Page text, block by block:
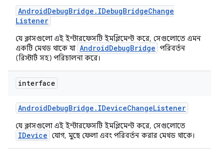
AndroidDebugBridge . IDebugBridgeChange
Listener
যে ক্লাসগুলো এই ইন্টারফেসটি ইমপ্লিমেন্ট করে, সেগুলোতে এমন
একটি মেথড থাকে যা AndroidDebugBridge পরিবর্তন
(রিস্টার্ট সহ) পরিচালনা করে।
interface
AndroidDebugBridge . IDeviceChangeListener
যে ক্লাসগুলো এই ইন্টারফেসটি ইমপ্লিমেন্ট করে, সেগুলোতে
IDevice যোগ, মুছে ফেলা এবং পরিবর্তন করার মেথড থাকে।